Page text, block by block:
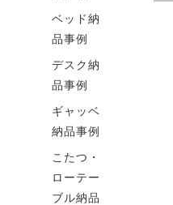
ベッド納
品事例
デスク納
品事例
ギャッベ
納品事例
こたつ・
ローテー
ブル納品